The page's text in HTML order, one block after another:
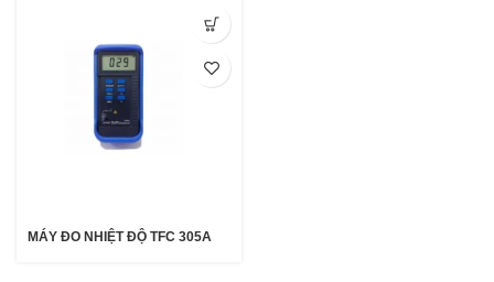
MÁY ĐO NHIỆT ĐỘ TFC 305A